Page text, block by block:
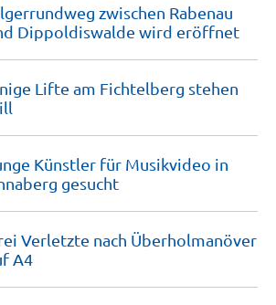
zwischen Rabenau
Dippoldiswalde wird eröffnet
Lifte am Fichtelberg stehen
Künstler für Musikvideo in
gesucht
Verletzte nach Überholmanöver
A4